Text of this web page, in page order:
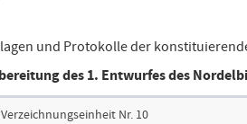
und Protokolle der
des 1. Entwurfes des
Nr. 10